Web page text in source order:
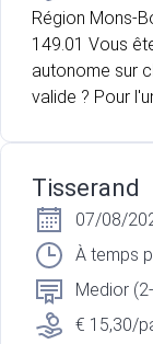
Région Mons-
149.01 Vous
autonome sur
valide ? Pour
n industriel
ellement en
re autonome
accompagné
des différentes
Tisserand
07/08/
À temps
Medior
€ 15,30/